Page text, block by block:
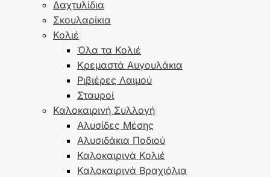
Δαχτυλίδια
Σκουλαρίκια
Κολιέ
Όλα τα Κολιέ
Κρεμαστά Αυγουλάκια
Ριβιέρες Λαιμού
Σταυροί
Καλοκαιρινή Συλλογή
Αλυσίδες Μέσης
Αλυσιδάκια Ποδιού
Καλοκαιρινά Κολιέ
Καλοκαιρινά Βραχιόλια